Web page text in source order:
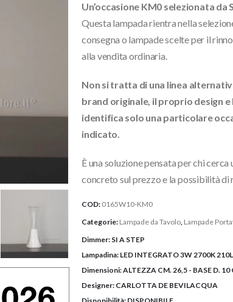
Un’occasione KM0 selezionata da
Questa lampada rientra nella
consegna o lampade scelte per il
alla vendita ordinaria.
Non si tratta di una linea
brand originale, il proprio design
identifica solo una particolare
indicato.
È una soluzione pensata per chi
concreto sul prezzo e la possibilità
COD: 0165W10-KM0
Categorie: Lampade da Tavolo Lampade
Dimmer: SI A STEP
Lampadina: LED INTEGRATO 3W 2700K
Dimensioni:ALTEZZA CM. 26,5 - BASE D. 10
Designer: CARLOTTA DE BEVILACQUA